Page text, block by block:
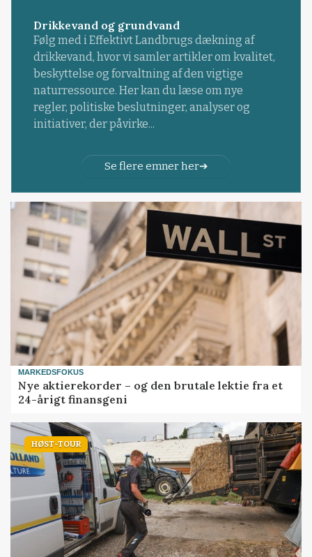
Drikkevand og grundvand
Følg med i Effektivt Landbrugs dækning af
drikkevand, hvor vi samler artikler om kvalitet,
beskyttelse og forvaltning af den vigtige
naturressource. Her kan du læse om nye
regler, politiske beslutninger, analyser og
initiativer, der påvirke...
Se flere emner her
MARKEDSFOKUS
Nye aktierekorder – og den brutale lektie fra et
24-årigt finansgeni
HØST-TOUR